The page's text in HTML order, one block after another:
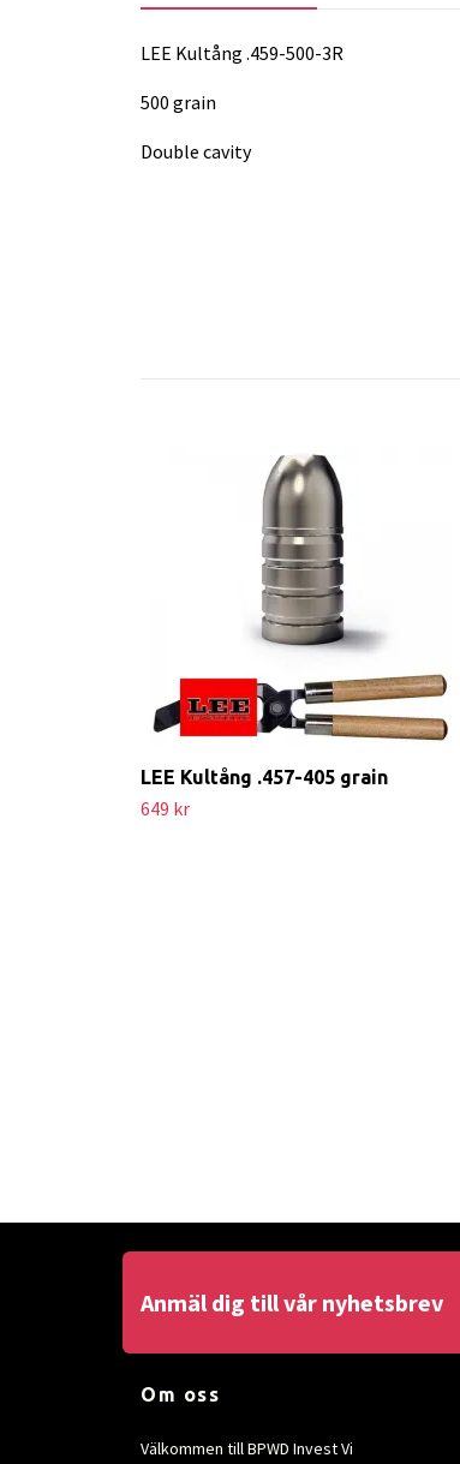
LEE Kultång .459-500-3R
500 grain
Double cavity
LEE Kultång .457-405 grain
649 kr
Anmäl dig till vår nyhetsbrev
Om oss
Välkommen till BPWD Invest Vi